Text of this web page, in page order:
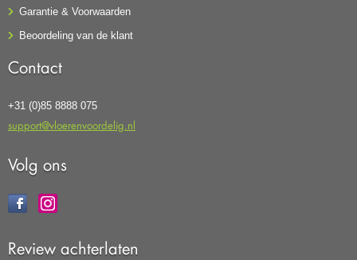
Garantie & Voorwaarden
Beoordeling van de klant
Contact
+31 (0)85 8888 075
support@vloerenvoordelig.nl
Volg ons
Review achterlaten